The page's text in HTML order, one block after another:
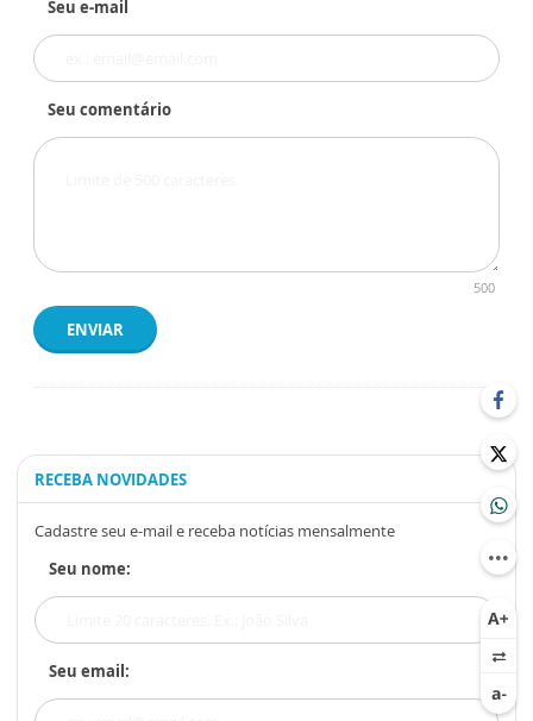
Seu e-mail
Seu comentário
500
ENVIAR
RECEBA NOVIDADES
Cadastre seu e-mail e receba notícias mensalmente
Seu nome:
Seu email: